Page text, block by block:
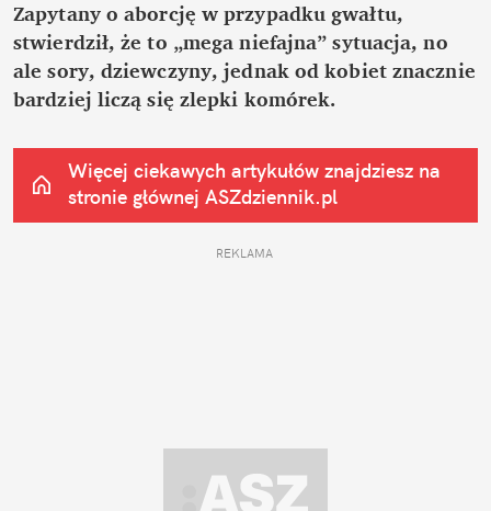
Zapytany o aborcję w przypadku gwałtu,
stwierdził, że to „mega niefajna” sytuacja, no
ale sory, dziewczyny, jednak od kobiet znacznie
bardziej liczą się zlepki komórek.
Więcej ciekawych artykułów znajdziesz na
stronie głównej ASZdziennik.pl
REKLAMA